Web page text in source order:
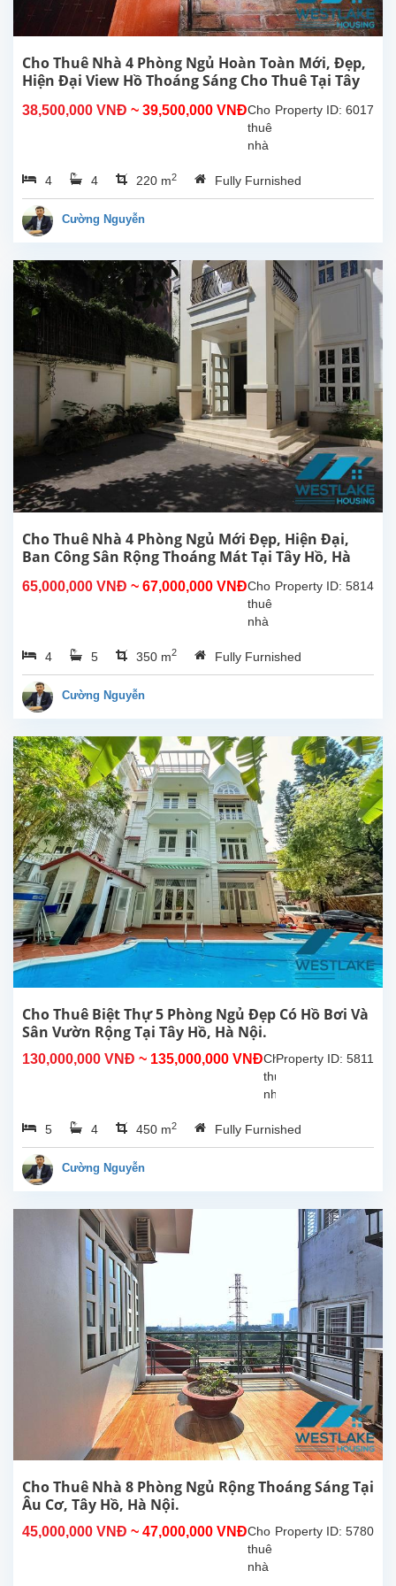
trong
hẻm
đường
Tô
Vân,
rất...
Cho Thuê Nhà 4 Phòng Ngủ Hoàn Toàn Mới, Đẹp,
Hiện Đại View Hồ Thoáng Sáng Cho Thuê Tại Tây
38,500,000 VNĐ ~ 39,500,000 VNĐ Property ID: 6017
Cho
thuê
nhà
phòng
ngủ
hiện
đại,
công,
thoáng
tại
Tây
Hồ,
gần
sạn
Sheraton,
Hồ
Tây.
Nhà...
4 4 220 m2 Fully Furnished
Cường Nguyễn
Cho Thuê Nhà 4 Phòng Ngủ Mới Đẹp, Hiện Đại,
Ban Công Sân Rộng Thoáng Mát Tại Tây Hồ, Hà
65,000,000 VNĐ ~ 67,000,000 VNĐ Property ID: 5814
Cho
thuê
nhà
phòng
ngủ
đại,
ban
công,
sân
rông,
thoáng
mát
tại
Tây
Hồ,
Hà
Nội.
Tầng
1
phòng
khách
bếp
rộng,...
4 5 350 m2 Fully Furnished
Cường Nguyễn
Cho Thuê Biệt Thự 5 Phòng Ngủ Đẹp Có Hồ Bơi Và
Sân Vườn Rộng Tại Tây Hồ, Hà Nội.
130,000,000 VNĐ ~ 135,000,000 VNĐ Property ID: 5811
Cho
thuê
nhà
phòng
ngủ
và
sân
vườn
rộng
tại
Tây
Hồ,
Hà
5
rộng
rãi4...
5 4 450 m2 Fully Furnished
Cường Nguyễn
Cho Thuê Nhà 8 Phòng Ngủ Rộng Thoáng Sáng Tại
Âu Cơ, Tây Hồ, Hà Nội.
45,000,000 VNĐ ~ 47,000,000 VNĐ Property ID: 5780
Cho
thuê
nhà